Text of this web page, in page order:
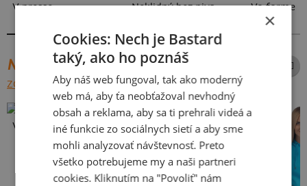
V presse Neklidný bez piva Vo forme
NAJPREDÁVANEJŠIE POTLAČE
ZOBRAZIŤ VŠETKY
Vlastná potlač
×
Cookies: Nech je Bastard
taký, ako ho poznáš
Aby náš web fungoval, tak ako moderný
web má, aby ťa neobťažoval nevhodný
obsah a reklama, aby sa ti prehrali videá a
iné funkcie zo sociálnych sietí a aby sme
mohli analyzovať návštevnosť. Preto
všetko potrebujeme my a naši partneri
cookies. Kliknutím na "Povoliť" nám